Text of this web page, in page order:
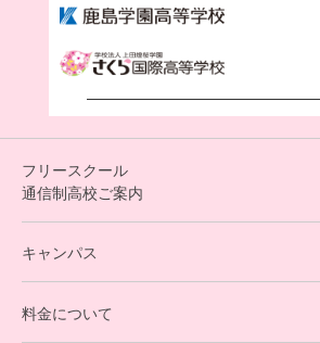
フリースクール
通信制高校ご案内
オンラインコース
キャンパス
料金について